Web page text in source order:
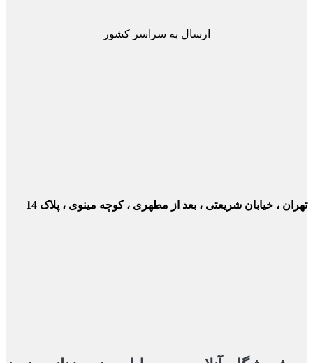
ارسال به سراسر کشور
، خیابان شریعتی ، بعد از مطهری ، کوچه مینوی ، پلاک 14